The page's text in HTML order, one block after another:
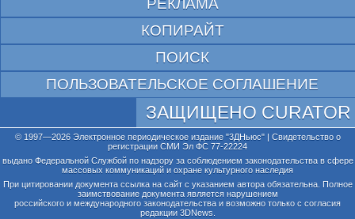
РЕКЛАМА
КОПИРАЙТ
ПОИСК
ПОЛЬЗОВАТЕЛЬСКОЕ СОГЛАШЕНИЕ
ЗАЩИЩЕНО CURATOR
© 1997—2026 Электронное периодическое издание "3ДНьюс" | Свидетельство о
регистрации СМИ Эл ФС 77-22224
выдано Федеральной Службой по надзору за соблюдением законодательства в сфере
массовых коммуникаций и охране культурного наследия
При цитировании документа ссылка на сайт с указанием автора обязательна. Полное
заимствование документа является нарушением
российского и международного законодательства и возможно только с согласия
редакции 3DNews.